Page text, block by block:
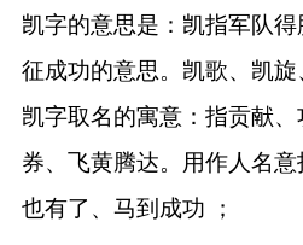
凯字的意思是：凯指军队
征成功的意思。凯歌、凯
凯字取名的寓意：指贡献
券、飞黄腾达。用作人名
也有了、马到成功 ；